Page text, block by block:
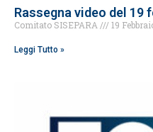
Rassegna video del 19
Comitato SISEPARA 19
Leggi Tutto »